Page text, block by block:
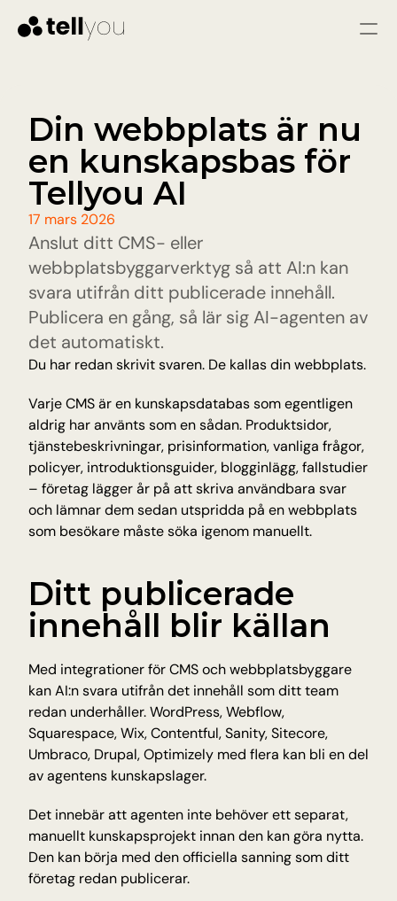
Tjänster
Pris
LÖSNINGAR
Kundtjänst
Omedelbara svar och färre problem genom
snabb och konsekvent hjälp
Kvalificera leads, svara på frågor och vägled
besökare till att bli varma leads.
Resurser
Blogg
Insikter och tips från Tellyou
Uppdateringar
Håll dig uppdaterad med det senaste
Plattform
Upptäck vår plattform
Teknologi
INDUSTRIER
Utbildning
E-handel
Produktfrågor om frakt och returer
Träning & hälsa
Bokningar, avbokningar och medlemssupport
Resor och gästfrihet
Bokningar, avbokningar och återbetalningar
Din webbplats är nu
en kunskapsbas för
Tellyou AI
17 mars 2026
Anslut ditt CMS- eller
webbplatsbyggarverktyg så att AI:n kan
svara utifrån ditt publicerade innehåll.
Publicera en gång, så lär sig AI-agenten av
det automatiskt.
Du har redan skrivit svaren. De kallas din webbplats.
Varje CMS är en kunskapsdatabas som egentligen
aldrig har använts som en sådan. Produktsidor,
tjänstebeskrivningar, prisinformation, vanliga frågor,
policyer, introduktionsguider, blogginlägg, fallstudier
– företag lägger år på att skriva användbara svar
och lämnar dem sedan utspridda på en webbplats
som besökare måste söka igenom manuellt.
Ditt publicerade
innehåll blir källan
Med integrationer för CMS och webbplatsbyggare
kan AI:n svara utifrån det innehåll som ditt team
redan underhåller. WordPress, Webflow,
Squarespace, Wix, Contentful, Sanity, Sitecore,
Umbraco, Drupal, Optimizely med flera kan bli en del
av agentens kunskapslager.
Det innebär att agenten inte behöver ett separat,
manuellt kunskapsprojekt innan den kan göra nytta.
Den kan börja med den officiella sanning som ditt
företag redan publicerar.